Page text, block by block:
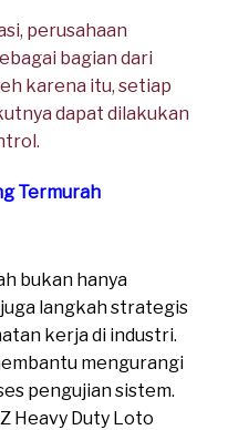
perusahaan
bagian dari
karena itu, setiap
dapat dilakukan
Termurah
bukan hanya
langkah strategis
kerja di industri.
mengurangi
pengujian sistem.
Heavy Duty Loto